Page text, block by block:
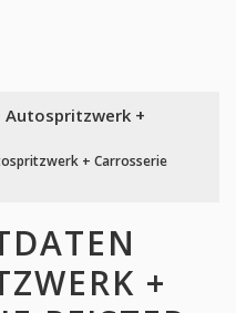
Autospritzwerk +
+ Carrosserie
+